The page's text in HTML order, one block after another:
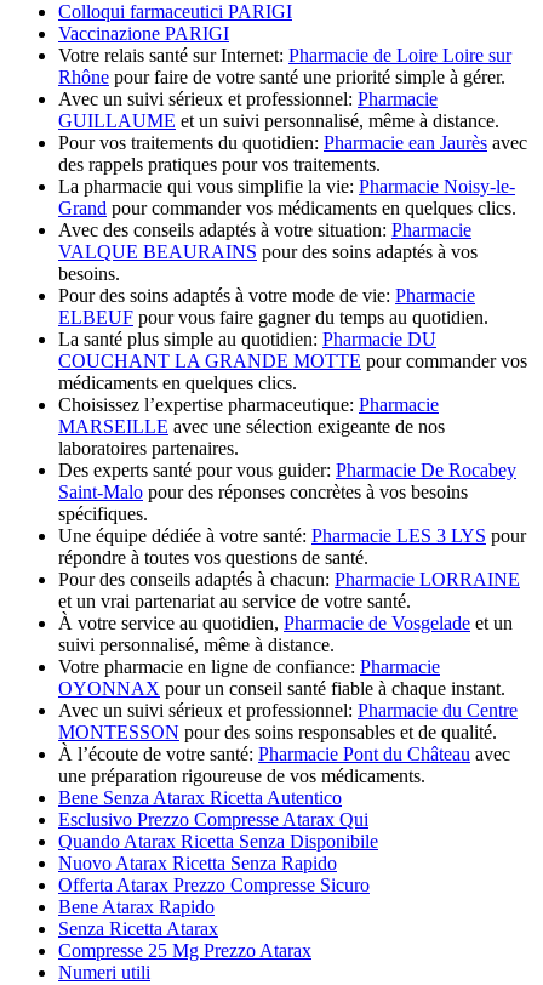
Colloqui farmaceutici PARIGI
Vaccinazione PARIGI
Votre relais santé sur Internet: Pharmacie de Loire Loire sur
Rhône pour faire de votre santé une priorité simple à gérer.
Avec un suivi sérieux et professionnel: Pharmacie
GUILLAUME et un suivi personnalisé, même à distance.
Pour vos traitements du quotidien: Pharmacie ean Jaurès avec
des rappels pratiques pour vos traitements.
La pharmacie qui vous simplifie la vie: Pharmacie Noisy-le-
Grand pour commander vos médicaments en quelques clics.
Avec des conseils adaptés à votre situation: Pharmacie
VALQUE BEAURAINS pour des soins adaptés à vos
besoins.
Pour des soins adaptés à votre mode de vie: Pharmacie
ELBEUF pour vous faire gagner du temps au quotidien.
La santé plus simple au quotidien: Pharmacie DU
COUCHANT LA GRANDE MOTTE pour commander vos
médicaments en quelques clics.
Choisissez l’expertise pharmaceutique: Pharmacie
MARSEILLE avec une sélection exigeante de nos
laboratoires partenaires.
Des experts santé pour vous guider: Pharmacie De Rocabey
Saint-Malo pour des réponses concrètes à vos besoins
spécifiques.
Une équipe dédiée à votre santé: Pharmacie LES 3 LYS pour
répondre à toutes vos questions de santé.
Pour des conseils adaptés à chacun: Pharmacie LORRAINE
et un vrai partenariat au service de votre santé.
À votre service au quotidien, Pharmacie de Vosgelade et un
suivi personnalisé, même à distance.
Votre pharmacie en ligne de confiance: Pharmacie
OYONNAX pour un conseil santé fiable à chaque instant.
Avec un suivi sérieux et professionnel: Pharmacie du Centre
MONTESSON pour des soins responsables et de qualité.
À l’écoute de votre santé: Pharmacie Pont du Château avec
une préparation rigoureuse de vos médicaments.
Bene Senza Atarax Ricetta Autentico
Esclusivo Prezzo Compresse Atarax Qui
Quando Atarax Ricetta Senza Disponibile
Nuovo Atarax Ricetta Senza Rapido
Offerta Atarax Prezzo Compresse Sicuro
Bene Atarax Rapido
Senza Ricetta Atarax
Compresse 25 Mg Prezzo Atarax
Numeri utili